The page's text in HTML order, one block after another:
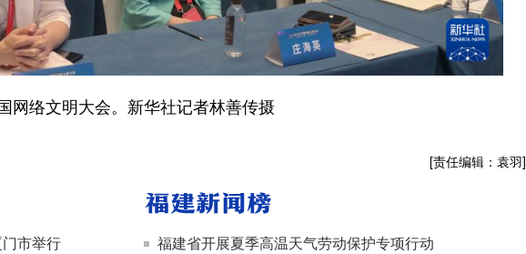
络文明大会。新华社记者林善传摄
[责任编辑：袁羽]
市举行
福建省开展夏季高温天气劳动保护专项行动